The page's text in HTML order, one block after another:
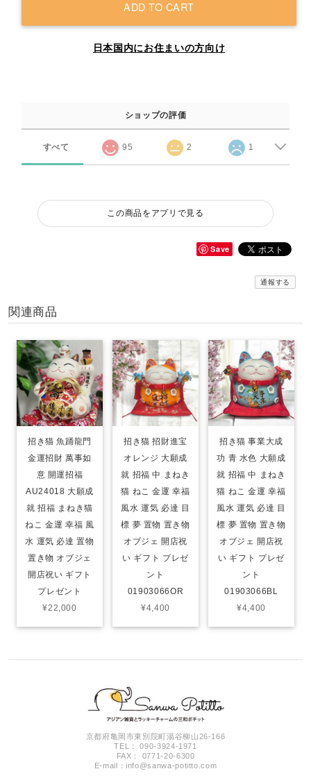
ADD TO CART
日本国内にお住まいの方向け
ショップの評価
すべて 95 2 1
この商品をアプリで見る
Save
通報する
関連商品
招き猫 魚踊龍門
金運招財 萬事如
意 開運招福
AU24018 大願成
就 招福 まねき猫
ねこ 金運 幸福 風
水 運気 必達 置物
置き物 オブジェ
開店祝い ギフト
プレゼント
¥22,000
招き猫 招財進宝
オレンジ 大願成
就 招福 中 まねき
猫 ねこ 金運 幸福
風水 運気 必達 目
標 夢 置物 置き物
オブジェ 開店祝
い ギフト プレゼ
ント
01903066OR
¥4,400
招き猫 事業大成
功 青 水色 大願成
就 招福 中 まねき
猫 ねこ 金運 幸福
風水 運気 必達 目
標 夢 置物 置き物
オブジェ 開店祝
い ギフト プレゼ
ント
01903066BL
¥4,400
京都府亀岡市東別院町湯谷柳山26-166
TEL： 090-3924-1971
FAX： 0771-20-6300
E-mail：info@sanwa-potitto.com